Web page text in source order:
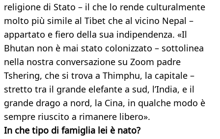
religione di Stato – il che lo rende culturalmente
molto più simile al Tibet che al vicino Nepal –
appartato e fiero della sua indipendenza. «Il
Bhutan non è mai stato colonizzato – sottolinea
nella nostra conversazione su Zoom padre
Tshering, che si trova a Thimphu, la capitale –
stretto tra il grande elefante a sud, l’India, e il
grande drago a nord, la Cina, in qualche modo è
sempre riuscito a rimanere libero».
In che tipo di famiglia lei è nato?